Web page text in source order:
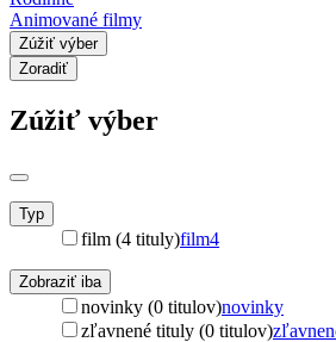
Animované filmy
Zúžiť výber
Zoradiť
Zúžiť výber
Typ
film (4 tituly)film4
Zobraziť iba
novinky (0 titulov)novinky
zľavnené tituly (0 titulov)